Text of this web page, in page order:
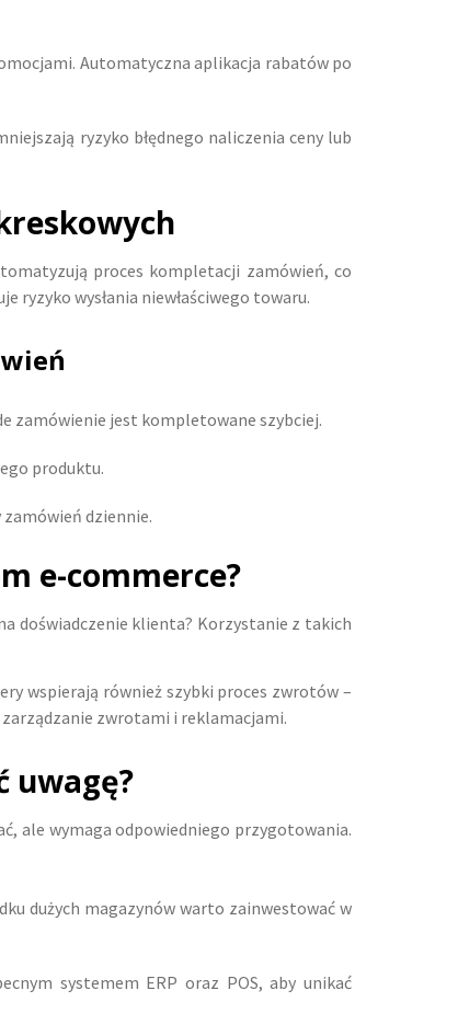
Automatyczna aplikacja rabatów po
ryzyko błędnego naliczenia ceny lub
proces kompletacji zamówień, co
ryzyko wysłania niewłaściwego towaru.
zamówienie jest kompletowane szybciej.
produktu.
zamówień dziennie.
e-commerce?
doświadczenie klienta? Korzystanie z takich
wspierają również szybki proces zwrotów –
zwrotami i reklamacjami.
uwagę?
ale wymaga odpowiedniego przygotowania.
dużych magazynów warto zainwestować w
systemem ERP oraz POS, aby unikać